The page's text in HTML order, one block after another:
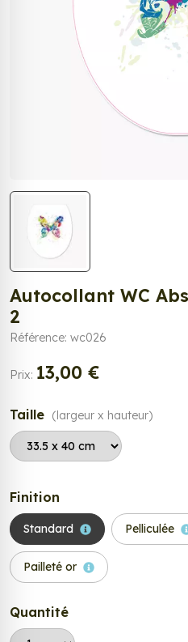
Autocollant WC
2
Référence: wc026
Prix: 13,00 €
Taille (largeur x hauteur)
Finition
Standard Pelliculée
Pailleté or
Quantité